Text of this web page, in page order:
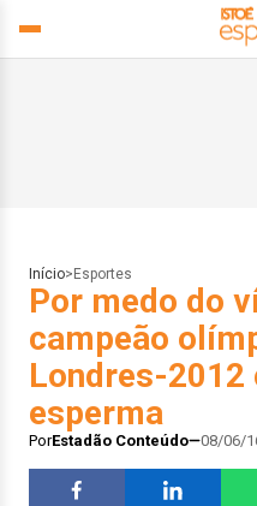
Início> Esportes
Por medo do
campeão
Londres-2012
esperma
PorEstadão Conteúdo 08/06/